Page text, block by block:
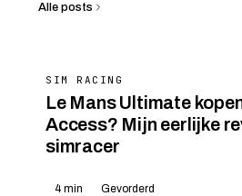
Alle posts
SIM RACING
Le Mans Ultimate
Access? Mijn eerlijke
simracer
4 min Gevorderd